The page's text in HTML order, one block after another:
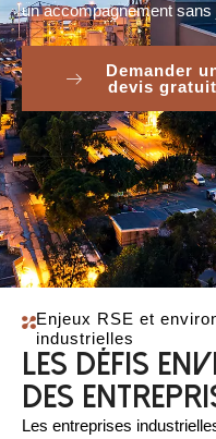
un accompagnement sans
Demander
devis gratuit
Enjeux RSE et
industrielles
Les défis
des
Les entreprises